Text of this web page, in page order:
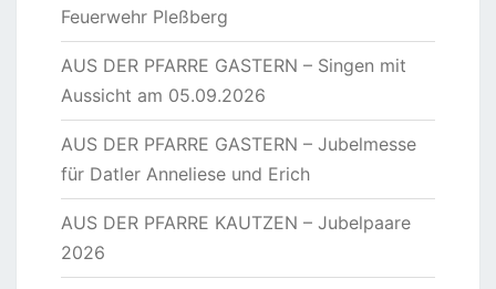
Feuerwehr Pleßberg
AUS DER PFARRE GASTERN – Singen mit
Aussicht am 05.09.2026
AUS DER PFARRE GASTERN – Jubelmesse
für Datler Anneliese und Erich
AUS DER PFARRE KAUTZEN – Jubelpaare
2026